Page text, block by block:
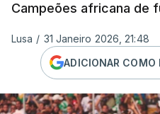
Campeões africana de
Lusa / 31 Janeiro 2026, 21:48
ADICIONAR COMO